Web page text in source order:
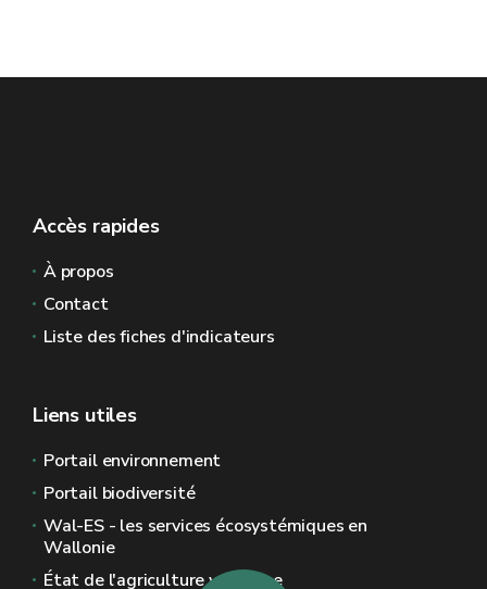
Accès rapides
À propos
Contact
Liste des fiches d'indicateurs
Liens utiles
Portail environnement
Portail biodiversité
Wal-ES - les services écosystémiques en
Wallonie
État de l'agriculture wallonne